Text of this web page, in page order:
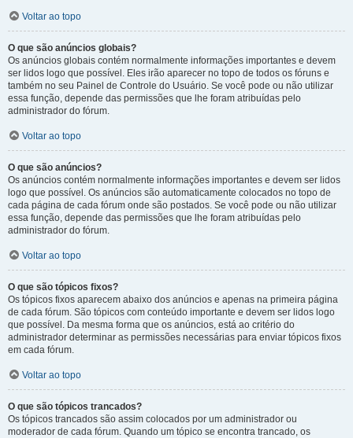
Voltar ao topo
O que são anúncios globais?
Os anúncios globais contém normalmente informações importantes e devem
ser lidos logo que possível. Eles irão aparecer no topo de todos os fóruns e
também no seu Painel de Controle do Usuário. Se você pode ou não utilizar
essa função, depende das permissões que lhe foram atribuídas pelo
administrador do fórum.
Voltar ao topo
O que são anúncios?
Os anúncios contém normalmente informações importantes e devem ser lidos
logo que possível. Os anúncios são automaticamente colocados no topo de
cada página de cada fórum onde são postados. Se você pode ou não utilizar
essa função, depende das permissões que lhe foram atribuídas pelo
administrador do fórum.
Voltar ao topo
O que são tópicos fixos?
Os tópicos fixos aparecem abaixo dos anúncios e apenas na primeira página
de cada fórum. São tópicos com conteúdo importante e devem ser lidos logo
que possível. Da mesma forma que os anúncios, está ao critério do
administrador determinar as permissões necessárias para enviar tópicos fixos
em cada fórum.
Voltar ao topo
O que são tópicos trancados?
Os tópicos trancados são assim colocados por um administrador ou
moderador de cada fórum. Quando um tópico se encontra trancado, os